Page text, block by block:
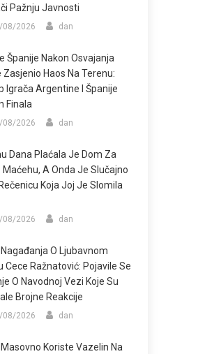
Pažnju Javnosti
08/2026 dan
Španije Nakon Osvajanja
Zasjenio Haos Na Terenu:
Igrača Argentine I Španije
Finala
08/2026 dan
Dana Plaćala Je Dom Za
Maćehu, A Onda Je Slučajno
Koja Joj Je Slomila
08/2026 dan
Nagađanja O Ljubavnom
Cece Ražnatović: Pojavile Se
O Navodnoj Vezi Koje Su
Brojne Reakcije
08/2026 dan
Koriste Vazelin Na